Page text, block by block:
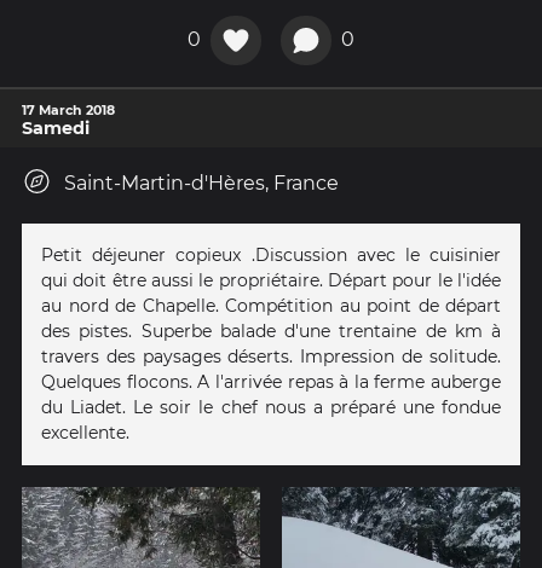
0 0
17 March 2018
Samedi
Saint-Martin-d'Hères, France
Petit déjeuner copieux .Discussion avec le cuisinier
qui doit être aussi le propriétaire. Départ pour le l'idée
au nord de Chapelle. Compétition au point de départ
des pistes. Superbe balade d'une trentaine de km à
travers des paysages déserts. Impression de solitude.
Quelques flocons. A l'arrivée repas à la ferme auberge
du Liadet. Le soir le chef nous a préparé une fondue
excellente.